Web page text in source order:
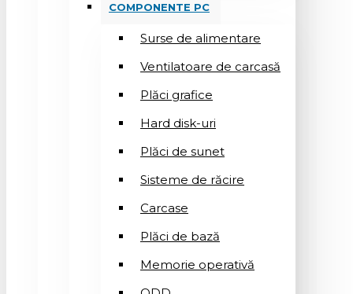
COMPONENTE PC
Surse de alimentare
Ventilatoare de carcasă
Plăci grafice
Hard disk-uri
Plăci de sunet
Sisteme de răcire
Carcase
Plăci de bază
Memorie operativă